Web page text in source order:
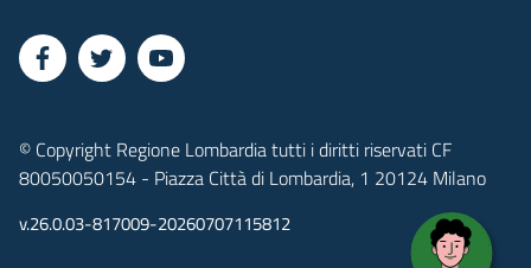
© Copyright Regione Lombardia tutti i diritti riservati CF
80050050154 - Piazza Città di Lombardia, 1 20124 Milano
v.26.0.03-817009-20260707115812